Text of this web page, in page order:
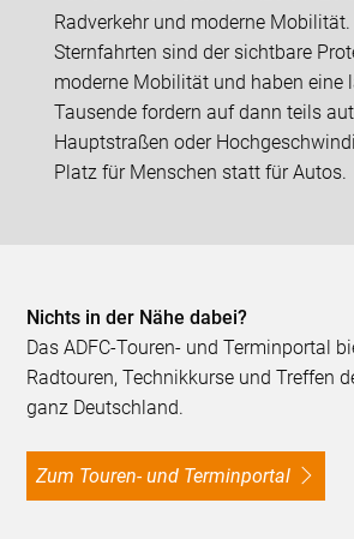
Radverkehr und moderne Mobilität.
Sternfahrten sind der sichtbare
moderne Mobilität und haben eine
Tausende fordern auf dann teils
Hauptstraßen oder
Platz für Menschen statt für Autos.
Nichts in der Nähe dabei?
Das ADFC-Touren- und Terminportal
Radtouren, Technikkurse und Treffen
ganz Deutschland.
Zum Touren- und Terminportal